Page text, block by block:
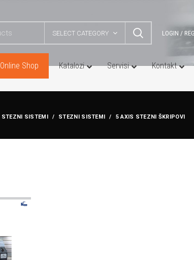
SELECT CATEGORY LOGIN /
Online Shop Katalozi Servisi Kontakt
STEZNI SISTEMI STEZNI SISTEMI 5 AXIS STEZNI ŠKRIPOVI